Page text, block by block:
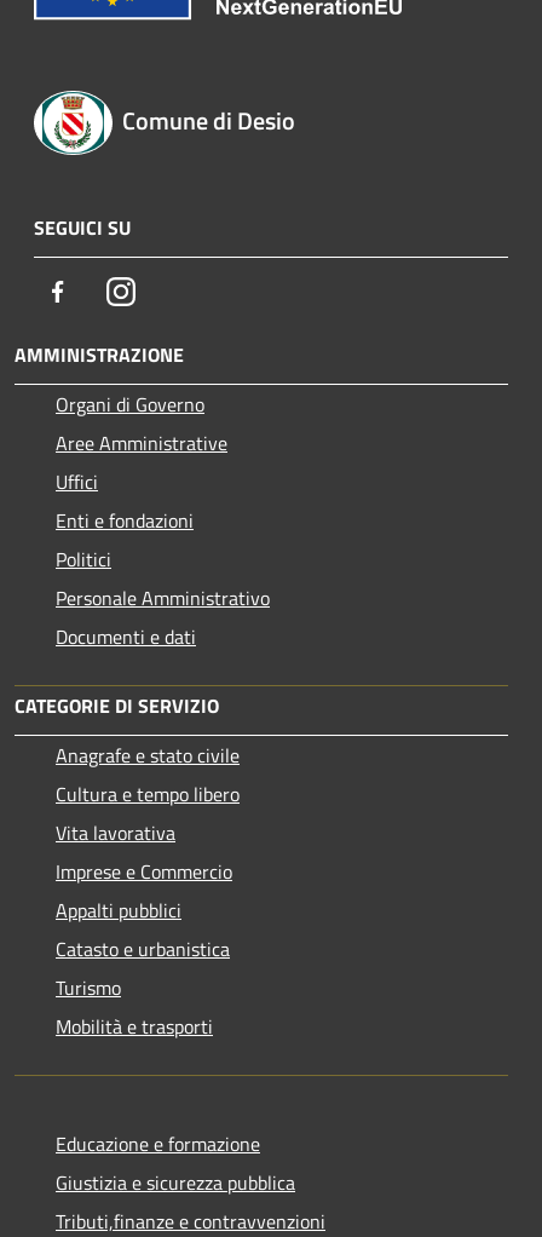
Comune di Desio
SEGUICI SU
FacebookInstagram
AMMINISTRAZIONE
Organi di Governo
Aree Amministrative
Uffici
Enti e fondazioni
Politici
Personale Amministrativo
Documenti e dati
CATEGORIE DI SERVIZIO
Anagrafe e stato civile
Cultura e tempo libero
Vita lavorativa
Imprese e Commercio
Appalti pubblici
Catasto e urbanistica
Turismo
Mobilità e trasporti
Educazione e formazione
Giustizia e sicurezza pubblica
Tributi,finanze e contravvenzioni